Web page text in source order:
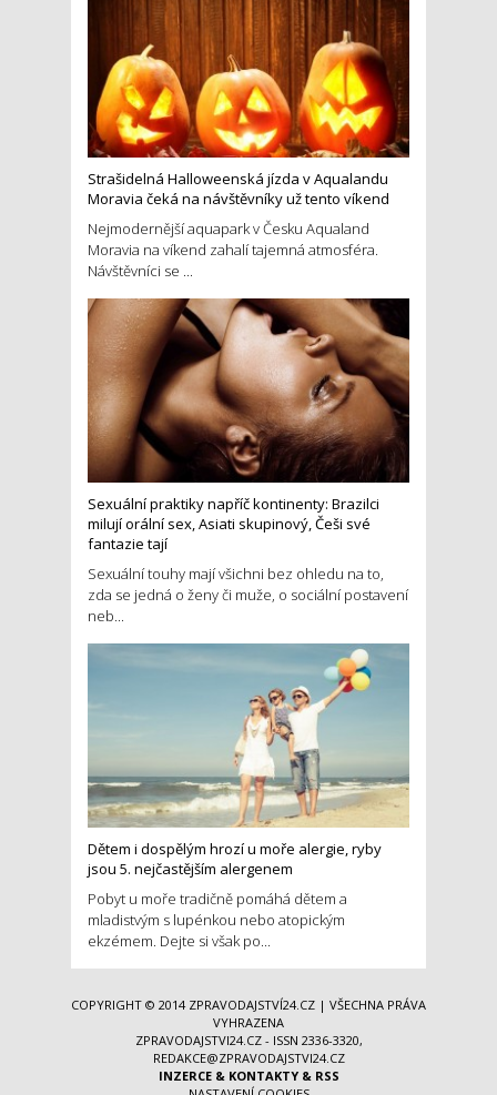
Strašidelná Halloweenská jízda v Aqualandu
Moravia čeká na návštěvníky už tento víkend
Nejmodernější aquapark v Česku Aqualand
Moravia na víkend zahalí tajemná atmosféra.
Návštěvníci se ...
Sexuální praktiky napříč kontinenty: Brazilci
milují orální sex, Asiati skupinový, Češi své
fantazie tají
Sexuální touhy mají všichni bez ohledu na to,
zda se jedná o ženy či muže, o sociální postavení
neb...
Dětem i dospělým hrozí u moře alergie, ryby
jsou 5. nejčastějším alergenem
Pobyt u moře tradičně pomáhá dětem a
mladistvým s lupénkou nebo atopickým
ekzémem. Dejte si však po...
COPYRIGHT © 2014 ZPRAVODAJSTVÍ24.CZ | VŠECHNA PRÁVA
VYHRAZENA
ZPRAVODAJSTVI24.CZ - ISSN 2336-3320,
REDAKCE@ZPRAVODAJSTVI24.CZ
INZERCE& KONTAKTY& RSS